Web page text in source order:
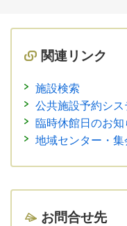
関連リンク
施設検索
公共施設予約シ
臨時休館日のお知
地域センター・
お問合せ先